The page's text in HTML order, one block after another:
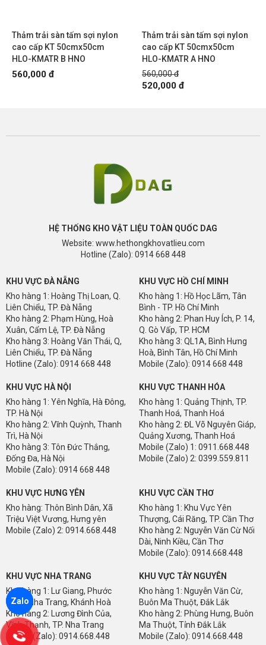
Thảm trải sàn tấm sợi nylon
cao cấp KT 50cmx50cm
HLO-KMATR B HNO
560,000 đ
Thảm trải sàn tấm sợi nylon
cao cấp KT 50cmx50cm
HLO-KMATR A HNO
560,000 đ
520,000 đ
HỆ THỐNG KHO VẬT LIỆU TOÀN QUỐC DAG
Website: www.hethongkhovatlieu.com
Hotline (Zalo): 0914 668 448
KHU VỰC ĐÀ NẴNG
Kho hàng 1: Hoàng Thị Loan, Q.
Liên Chiểu, TP. Đà Nẵng
Kho hàng 2: Phạm Hùng, Hoà
Xuân, Cẩm Lệ, TP. Đà Nẵng
Kho hàng 3: Hoàng Văn Thái, Q,
Liên Chiểu, TP. Đà Nẵng
Hotline (Zalo): 0914 668 448
KHU VỰC HỒ CHÍ MINH
Kho hàng 1: Hồ Học Lãm, Tân
Bình - TP. Hồ Chí Minh
Kho hàng 2: Phan Huy Ích, P. 14,
Q. Gò Vấp, TP. HCM
Kho hàng 3: QL1A, Bình Hưng
Hoà, Bình Tân, Hồ Chí Minh
Mobile (Zalo): 0914 668 448
KHU VỰC HÀ NỘI
Kho hàng 1: Yên Nghĩa, Hà Đông,
TP. Hà Nội
Kho hàng 2: Vĩnh Quỳnh, Thanh
Trì, Hà Nội
Kho hàng 3: Tôn Đức Thắng,
Đống Đa, Hà Nội
Mobile (Zalo): 0914 668 448
KHU VỰC THANH HÓA
Kho hàng 1: Quảng Thịnh, TP.
Thanh Hoá, Thanh Hoá
Kho hàng 2: ĐL Võ Nguyên Giáp,
Quảng Xương, Thanh Hoá
Mobile (Zalo) 1: 0911.668.448
Mobile (Zalo) 2: 0399.559.811
KHU VỰC HƯNG YÊN
Kho hàng: Thôn Bình Dân, Xã
Triệu Việt Vương, Hưng yên
Mobile (Zalo) 2: 0914.668.448
KHU VỰC CẦN THƠ
Kho hàng 1: Khu Vực Yên
Thượng, Cái Răng, TP. Cần Thơ
Kho hàng 2: Nguyễn Văn Cừ Nối
Dài, Ninh Kiều, Cần Thơ
Mobile (Zalo): 0914.668.448
KHU VỰC NHA TRANG
Kho hàng 1: Lư Giang, Phước
Thuỷ, Nha Trang, Khánh Hoà
Kho hàng 2: Lương Đình Của,
Vĩnh Thạnh, TP. Nha Trang
Mobile (Zalo): 0914.668.448
KHU VỰC TÂY NGUYÊN
Kho hàng 1: Nguyễn Văn Cừ,
Buôn Ma Thuột, Đắk Lắk
Kho hàng 2: Phùng Hưng, Buôn
Ma Thuột, Tỉnh Đắk Lắk
Mobile (Zalo): 0914.668.448
Zalo